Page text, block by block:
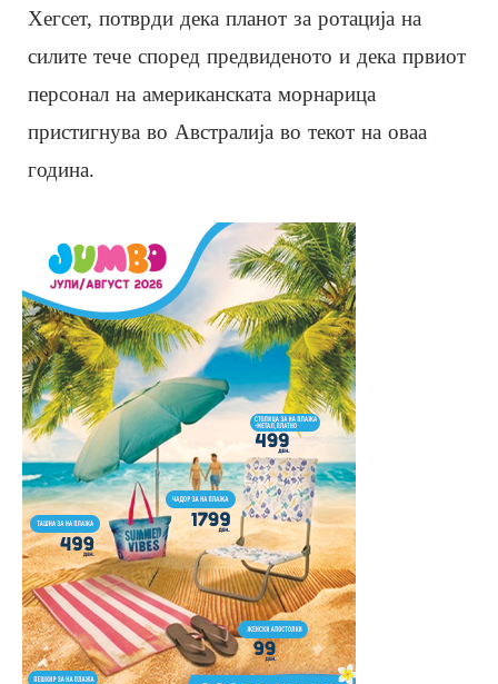
Хегсет, потврди дека планот за ротација на
силите тече според предвиденото и дека првиот
персонал на американската морнарица
пристигнува во Австралија во текот на оваа
година.